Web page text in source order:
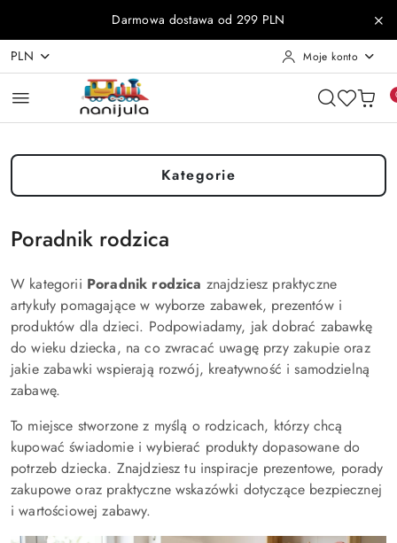
Przejdź do treści głównej
Przejdź do wyszukiwarki
Przejdź do moje konto
Przejdź do menu głównego
Przejdź do stopkiDarmowa dostawa od 299 PLN
PLN Moje konto
Kategorie
Poradnik rodzica
W kategorii Poradnik rodzica znajdziesz praktyczne
artykuły pomagające w wyborze zabawek, prezentów i
produktów dla dzieci. Podpowiadamy, jak dobrać zabawkę
do wieku dziecka, na co zwracać uwagę przy zakupie oraz
jakie zabawki wspierają rozwój, kreatywność i samodzielną
zabawę.
To miejsce stworzone z myślą o rodzicach, którzy chcą
kupować świadomie i wybierać produkty dopasowane do
potrzeb dziecka. Znajdziesz tu inspiracje prezentowe, porady
zakupowe oraz praktyczne wskazówki dotyczące bezpiecznej
i wartościowej zabawy.